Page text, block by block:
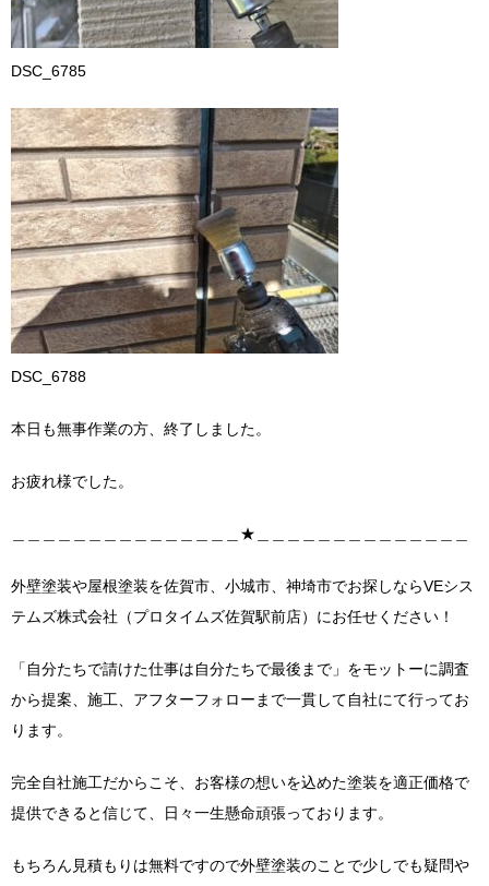
DSC_6785
DSC_6788
本日も無事作業の方、終了しました。
お疲れ様でした。
＿＿＿＿＿＿＿＿＿＿＿＿＿＿＿★＿＿＿＿＿＿＿＿＿＿＿＿＿＿
外壁塗装や屋根塗装を佐賀市、小城市、神埼市でお探しならVEシス
テムズ株式会社（プロタイムズ佐賀駅前店）にお任せください！
「自分たちで請けた仕事は自分たちで最後まで」をモットーに調査
から提案、施工、アフターフォローまで一貫して自社にて行ってお
ります。
完全自社施工だからこそ、お客様の想いを込めた塗装を適正価格で
提供できると信じて、日々一生懸命頑張っております。
もちろん見積もりは無料ですので外壁塗装のことで少しでも疑問や